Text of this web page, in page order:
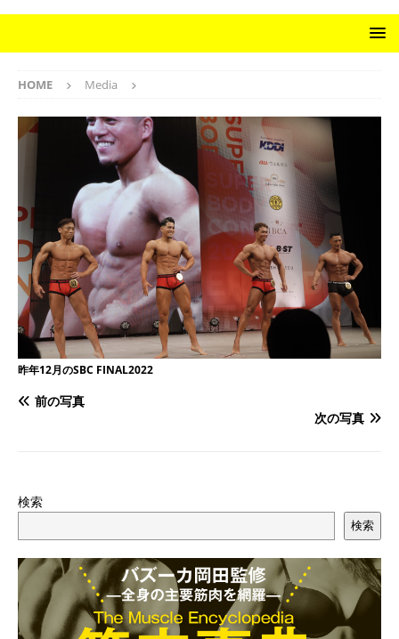
HOME Media
昨年12月のSBC FINAL2022
前の写真
次の写真
検索
検索